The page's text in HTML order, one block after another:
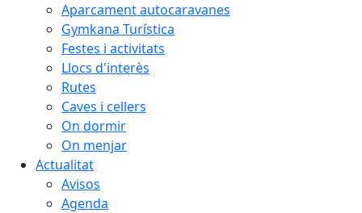
Aparcament autocaravanes
Gymkana Turística
Festes i activitats
Llocs d'interès
Rutes
Caves i cellers
On dormir
On menjar
Actualitat
Avisos
Agenda